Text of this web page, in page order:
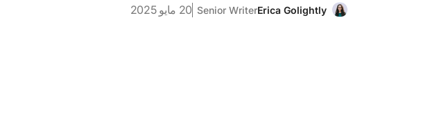
Erica Golightly
Senior Writer 20 مايو 2025